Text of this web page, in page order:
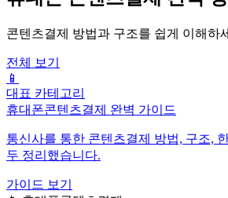
콘텐츠결제 방법과 구조를 쉽게 이해하
전체 보기
📱
대표 카테고리
휴대폰콘텐츠결제 완벽 가이드
통신사를 통한 콘텐츠결제 방법, 구조,
두 정리했습니다.
가이드 보기